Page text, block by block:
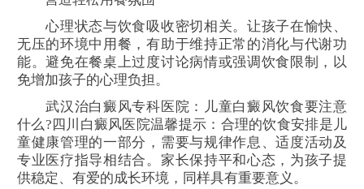
心理状态与饮食吸收密切相关。让孩子在愉快、
无压的环境中用餐，有助于维持正常的消化与代谢功
能。避免在餐桌上过度讨论病情或强调饮食限制，以
免增加孩子的心理负担。
武汉治白癜风专科医院：儿童白癜风饮食要注意
什么?四川白癜风医院温馨提示：合理的饮食安排是儿
童健康管理的一部分，需要与规律作息、适度活动及
专业医疗指导相结合。家长保持平和心态，为孩子提
供稳定、有爱的成长环境，同样具有重要意义。